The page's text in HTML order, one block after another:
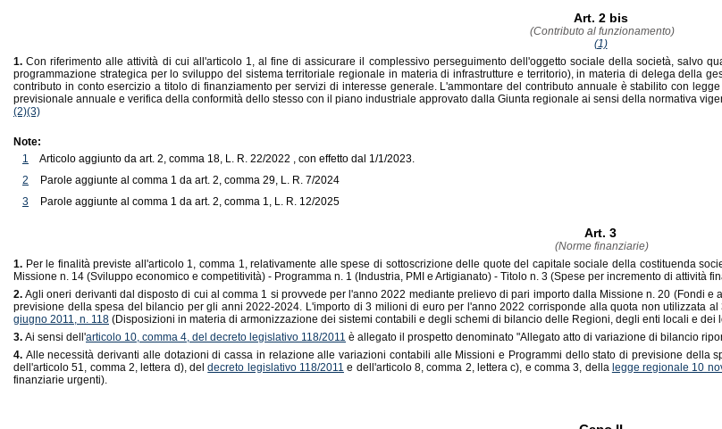
Art. 2 bis
(Contributo al funzionamento)
(1)
1.Con riferimento alle attività di cui all'articolo 1, al fine di assicurare il complessivo perseguimento dell'oggetto sociale della società, salvo
programmazione strategica per lo sviluppo del sistema territoriale regionale in materia di infrastrutture e territorio), in materia di delega della
contributo in conto esercizio a titolo di finanziamento per servizi di interesse generale. L'ammontare del contributo annuale è stabilito con
previsionale annuale e verifica della conformità dello stesso con il piano industriale approvato dalla Giunta regionale ai sensi della normativa
(2)(3)
Note:
1
Articolo aggiunto da art. 2, comma 18, L. R. 22/2022 , con effetto dal 1/1/2023.
2
Parole aggiunte al comma 1 da art. 2, comma 29, L. R. 7/2024
3
Parole aggiunte al comma 1 da art. 2, comma 1, L. R. 12/2025
Art. 3
(Norme finanziarie)
1. Per le finalità previste all'articolo 1, comma 1, relativamente alle spese di sottoscrizione delle quote del capitale sociale della costituenda
Missione n. 14 (Sviluppo economico e competitività) - Programma n. 1 (Industria, PMI e Artigianato) - Titolo n. 3 (Spese per incremento di
2.Agli oneri derivanti dal disposto di cui al comma 1 si provvede per l'anno 2022 mediante prelievo di pari importo dalla Missione n. 20 (Fondi
previsione della spesa del bilancio per gli anni 2022-2024. L'importo di 3 milioni di euro per l'anno 2022 corrisponde alla quota non utilizzata
giugno 2011, n. 118 (Disposizioni in materia di armonizzazione dei sistemi contabili e degli schemi di bilancio delle Regioni, degli enti locali e
3. Ai sensi dell'articolo 10, comma 4, del decreto legislativo 118/2011 è allegato il prospetto denominato "Allegato atto di variazione di bilancio
4. Alle necessità derivanti alle dotazioni di cassa in relazione alle variazioni contabili alle Missioni e Programmi dello stato di previsione della
dell'articolo 51, comma 2, lettera d), deldecreto legislativo 118/2011 e dell'articolo 8, comma 2, lettera c), e comma 3, della legge regionale 10
finanziarie urgenti).